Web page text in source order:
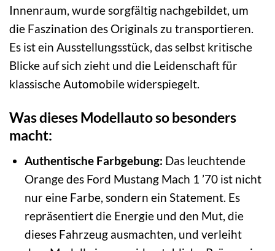
Innenraum, wurde sorgfältig nachgebildet, um
die Faszination des Originals zu transportieren.
Es ist ein Ausstellungsstück, das selbst kritische
Blicke auf sich zieht und die Leidenschaft für
klassische Automobile widerspiegelt.
Was dieses Modellauto so besonders
macht:
Authentische Farbgebung: Das leuchtende
Orange des Ford Mustang Mach 1 ’70 ist nicht
nur eine Farbe, sondern ein Statement. Es
repräsentiert die Energie und den Mut, die
dieses Fahrzeug ausmachten, und verleiht